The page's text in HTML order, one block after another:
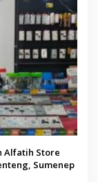
Alfatih Store
Sumenep